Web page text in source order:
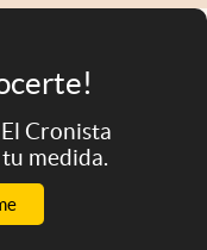
Cronista
medida.